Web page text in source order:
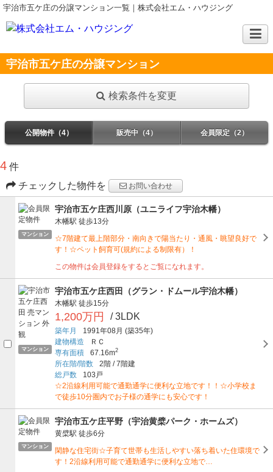
宇治市五ケ庄の分譲マンション一覧｜株式会社エム・ハウジング
宇治市五ケ庄の分譲マンション
検索条件を変更
公開物件（4） 販売中（4） 会員限定（2）
4 件
チェックした物件を
お問い合わせ
マンション
宇治市五ケ庄西川原（ユニライフ宇治木幡）
木幡駅 徒歩13分
☆7階建て最上階部分・南向きで陽当たり・通風・眺望良好で
す！☆ペット飼育可(規約による制限有）！
この物件は会員登録をするとご覧になれます。
マンション
宇治市五ケ庄西田（グラン・ドムール宇治木幡）
木幡駅 徒歩15分
1,200万円 / 3LDK
築年月 1991年08月 (築35年)
建物構造
ＲＣ
専有面積
67.16m2
所在階/階数 2階 /7階建
総戸数
103戸
☆2沿線利用可能で通勤通学に便利な立地です！！☆小学校ま
で徒歩10分圏内でお子様の通学にも安心です！
マンション
宇治市五ケ庄平野（宇治黄檗パーク・ホームズ）
黄檗駅 徒歩6分
閑静な住宅街☆子育て世帯も生活しやすい落ち着いた住環境で
す！2沿線利用可能で通勤通学に便利な立地で…